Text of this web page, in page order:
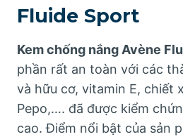
Fluide Sport
Kem chống nắng Avène
phần rất an toàn với các
và hữu cơ, vitamin E, chiết
Pepo,…. đã được kiểm
cao. Điểm nổi bật của sản